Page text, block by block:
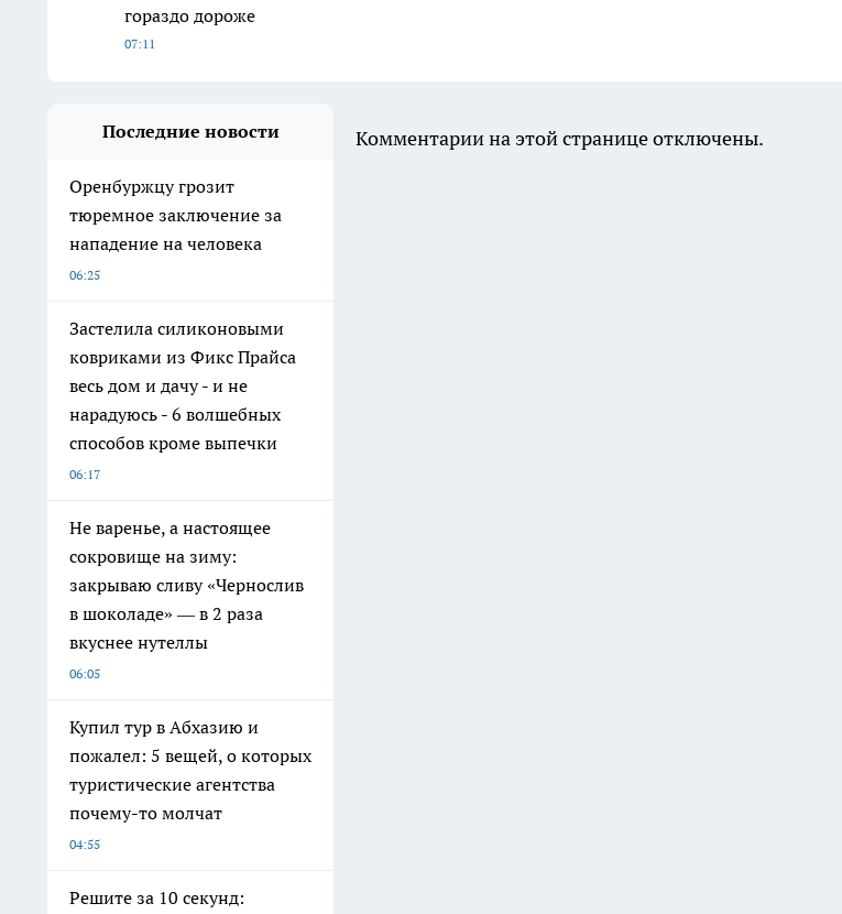
гораздо дороже
07:11
Последние новости
Оренбуржцу грозит
тюремное заключение за
нападение на человека
06:25
Застелила силиконовыми
ковриками из Фикс Прайса
весь дом и дачу - и не
нарадуюсь - 6 волшебных
способов кроме выпечки
06:17
Не варенье, а настоящее
сокровище на зиму:
закрываю сливу «Чернослив
в шоколаде» — в 2 раза
вкуснее нутеллы
06:05
Купил тур в Абхазию и
пожалел: 5 вещей, о которых
туристические агентства
почему-то молчат
04:55
Решите за 10 секунд:
Комментарии на этой странице отключены.